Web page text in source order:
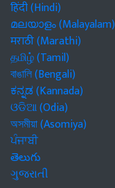
हिंदी (Hindi)
മലയാളം (Malayalam)
मराठी (Marathi)
தமிழ் (Tamil)
বাঙালি (Bengali)
ಕನ್ನಡ (Kannada)
ଓଡିଆ (Odia)
অসমীয়া (Asomiya)
ਪੰਜਾਬੀ
తెలుగు
ગુજરાતી